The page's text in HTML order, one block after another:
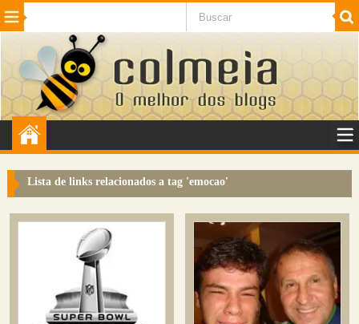
Beleza Cinema e TV
Internet Jogos NotÃ­cias SaÃºde
VeÃ­culos Adulto
Sugerir Link
Colmeia Exchange
Perguntas Frequentes
Lista de links relacionados a tag 'emocao'